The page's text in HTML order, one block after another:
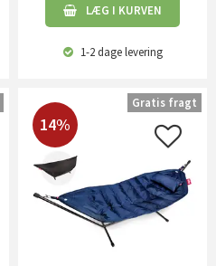
LÆG I KURVEN
1-2 dagelevering
14%
Gratis fragt